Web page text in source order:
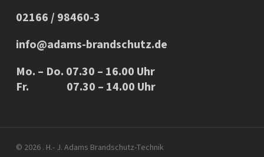
02166 / 98460-3
info@adams-brandschutz.de
Mo. – Do. 07.30 – 16.00 Uhr
Fr. 07.30 – 14.00 Uhr
© 2026 . H.- J. Adams Brandschutz-Technik